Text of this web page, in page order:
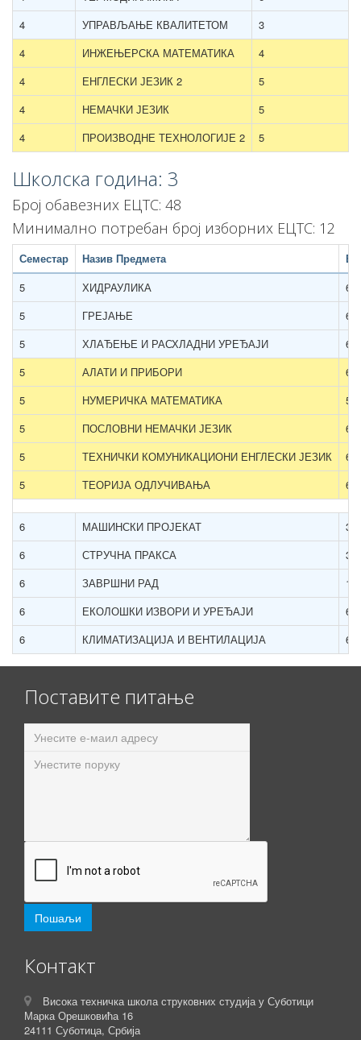
4
УПРАВЉАЊЕ КВАЛИТЕТОМ
3
4
ИНЖЕЊЕРСКА МАТЕМАТИКА
4
4
ЕНГЛЕСКИ ЈЕЗИК 2
5
4
НЕМАЧКИ ЈЕЗИК
5
4
ПРОИЗВОДНЕ ТЕХНОЛОГИЈЕ 2 5
Школска година: 3
Број обавезних ЕЦТС: 48
Минимално потребан број изборних ЕЦТС: 12
Семестар Назив Предмета
5
ХИДРАУЛИКА
6
5
ГРЕЈАЊЕ
6
5
ХЛАЂЕЊЕ И РАСХЛАДНИ УРЕЂАЈИ
6
5
АЛАТИ И ПРИБОРИ
6
5
НУМЕРИЧКА МАТЕМАТИКА
5
5
ПОСЛОВНИ НЕМАЧКИ ЈЕЗИК
6
5
ТЕХНИЧКИ КОМУНИКАЦИОНИ ЕНГЛЕСКИ ЈЕЗИК
6
5
ТЕОРИЈА ОДЛУЧИВАЊА 6
6 МАШИНСКИ ПРОЈЕКАТ
3
6
СТРУЧНА ПРАКСА
3
6
ЗАВРШНИ РАД
12
6
ЕКОЛОШКИ ИЗВОРИ И УРЕЂАЈИ
6
6
КЛИМАТИЗАЦИЈА И ВЕНТИЛАЦИЈА 6
Поставите питање
Контакт
Висока техничка школа струковних студија у Суботици
Марка Орешковића 16
24111 Суботица, Србија